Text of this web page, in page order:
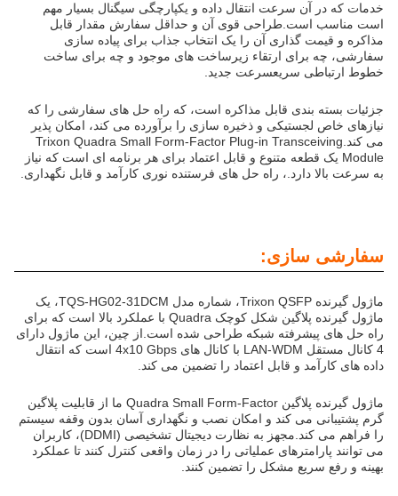
خدمات که در آن سرعت انتقال داده و یکپارچگی سیگنال بسیار مهم
است مناسب است.طراحی قوی آن و حداقل سفارش مقدار قابل
مذاکره و قیمت گذاری آن را یک انتخاب جذاب برای پیاده سازی
سفارشی، چه برای ارتقاء زیرساخت های موجود و چه برای ساخت
خطوط ارتباطی سریعسرعت جدید.
جزئیات بسته بندی قابل مذاکره است، که راه حل های سفارشی را که
نیازهای خاص لجستیکی و ذخیره سازی را برآورده می کند، امکان پذیر
می کند.Trixon Quadra Small Form-Factor Plug-in Transceiving
Module یک قطعه متنوع و قابل اعتماد برای هر برنامه ای است که نیاز
به سرعت بالا دارد.، راه حل های فرستنده نوری کارآمد و قابل نگهداری.
سفارشی سازی:
ماژول گیرنده Trixon QSFP، شماره مدل TQS-HG02-31DCM، یک
ماژول گیرنده پلاگین شکل کوچک Quadra با عملکرد بالا است که برای
راه حل های پیشرفته شبکه طراحی شده است.از چین، این ماژول دارای
4 کانال مستقل LAN-WDM با کانال های 4x10 Gbps است که انتقال
داده های کارآمد و قابل اعتماد را تضمین می کند.
ماژول گیرنده پلاگین Quadra Small Form-Factor ما از قابلیت پلاگین
گرم پشتیبانی می کند و امکان نصب و نگهداری آسان بدون وقفه سیستم
را فراهم می کند.مجهز به نظارت دیجیتال تشخیصی (DDMI)، کاربران
می توانند پارامترهای عملیاتی را در زمان واقعی کنترل کنند تا عملکرد
بهینه و رفع سریع مشکل را تضمین کنند.